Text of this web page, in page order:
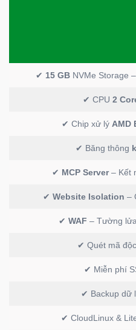
✔ 15 GB NVMe Storage
✔ CPU 2
✔ Chip xử lý AMD
✔ Băng thông
✔ MCP Server– Kết
✔ Website Isolation –
✔ WAF – Tường
✔ Quét mã
✔ Miễn phí
✔ Backup dữ
✔ CloudLinux &